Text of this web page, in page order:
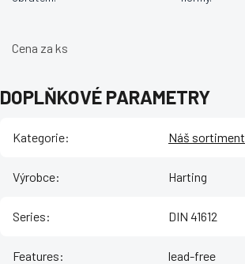
Cena za ks
DOPLŇKOVÉ PARAMETRY
Kategorie: Náš sortiment
Výrobce: Harting
Series: DIN 41612
Features: lead-free